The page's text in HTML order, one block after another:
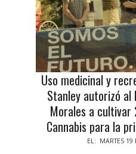
Uso medicinal y
Stanley autorizó al
Morales a
Cannabis para la
EL: MARTES 19